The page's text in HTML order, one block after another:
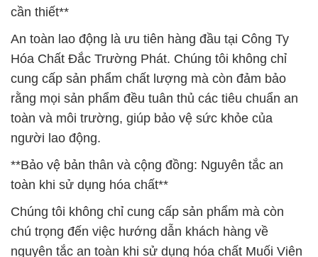
cần thiết**
An toàn lao động là ưu tiên hàng đầu tại Công Ty
Hóa Chất Đắc Trường Phát. Chúng tôi không chỉ
cung cấp sản phẩm chất lượng mà còn đảm bảo
rằng mọi sản phẩm đều tuân thủ các tiêu chuẩn an
toàn và môi trường, giúp bảo vệ sức khỏe của
người lao động.
**Bảo vệ bản thân và cộng đồng: Nguyên tắc an
toàn khi sử dụng hóa chất**
Chúng tôi không chỉ cung cấp sản phẩm mà còn
chú trọng đến việc hướng dẫn khách hàng về
nguyên tắc an toàn khi sử dụng hóa chất Muối Viên